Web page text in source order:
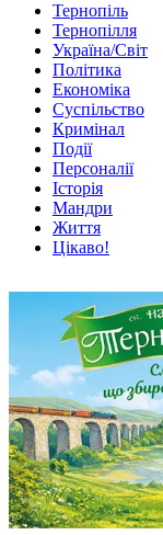
Тернопіль
Тернопілля
Україна/Світ
Політика
Економіка
Суспільство
Кримінал
Події
Персоналії
Історія
Мандри
Життя
Цікаво!